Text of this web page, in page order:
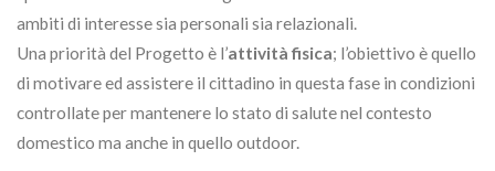
ambiti di interesse sia personali sia relazionali.
Una priorità del Progetto è l’attività fisica; l’obiettivo è quello
di motivare ed assistere il cittadino in questa fase in condizioni
controllate per mantenere lo stato di salute nel contesto
domestico ma anche in quello outdoor.